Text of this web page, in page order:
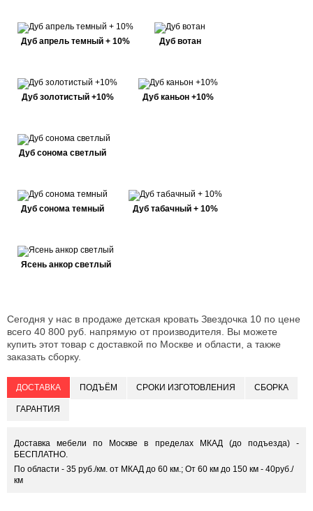
Дуб апрель темный + 10% Дуб вотан
Дуб золотистый +10% Дуб каньон +10%
Дуб сонома светлый
Дуб сонома темный Дуб табачный + 10%
Ясень анкор светлый
Сегодня у нас в продаже детская кровать Звездочка 10 по цене
всего 40 800 руб. напрямую от производителя. Вы можете
купить этот товар с доставкой по Москве и области, а также
заказать сборку.
ДОСТАВКА ПОДЪЁМ СРОКИ ИЗГОТОВЛЕНИЯ СБОРКА
ГАРАНТИЯ
Доставка мебели по Москве в пределах МКАД (до подъезда) -
БЕСПЛАТНО.
По области - 35 руб./км. от МКАД до 60 км.; От 60 км до 150 км - 40руб./
км